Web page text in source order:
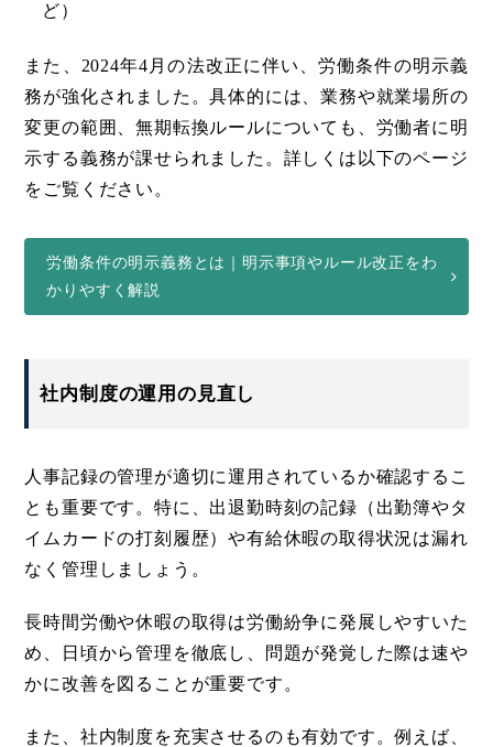
ど）
また、2024年4月の法改正に伴い、労働条件の明示義
務が強化されました。具体的には、業務や就業場所の
変更の範囲、無期転換ルールについても、労働者に明
示する義務が課せられました。詳しくは以下のページ
をご覧ください。
労働条件の明示義務とは｜明示事項やルール改正をわ
かりやすく解説
社内制度の運用の見直し
人事記録の管理が適切に運用されているか確認するこ
とも重要です。特に、出退勤時刻の記録（出勤簿やタ
イムカードの打刻履歴）や有給休暇の取得状況は漏れ
なく管理しましょう。
長時間労働や休暇の取得は労働紛争に発展しやすいた
め、日頃から管理を徹底し、問題が発覚した際は速や
かに改善を図ることが重要です。
また、社内制度を充実させるのも有効です。例えば、